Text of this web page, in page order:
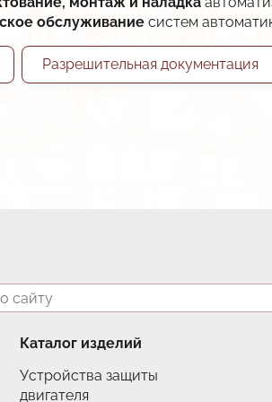
обслуживание систем
Разрешительная документация
Каталог изделий
Устройства защиты
двигателя